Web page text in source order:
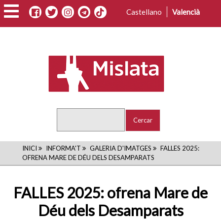
Vés
al
contingut
Castellano Valencià
FIL
D'ARIADNA
INICI INFORMA'T GALERIA D'IMATGES
FALLES 2025:
OFRENA MARE DE DÉU DELS DESAMPARATS
FALLES 2025: ofrena Mare de
Déu dels Desamparats